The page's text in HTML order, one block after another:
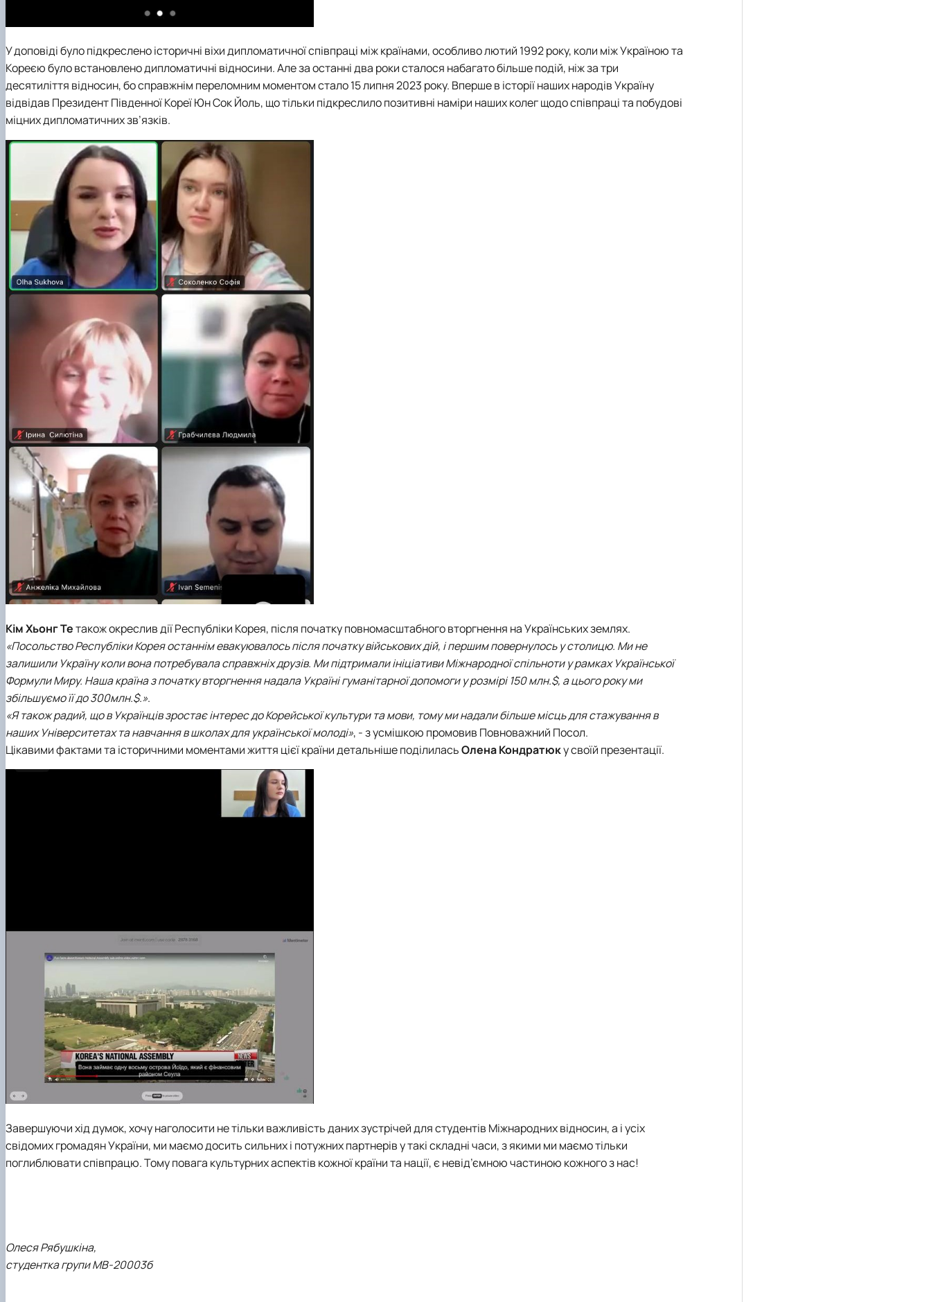
У доповіді було підкреслено історичні віхи дипломатичної співпраці між країнами, особливо лютий 1992 року, коли між Україною та
Кореєю було встановлено дипломатичні відносини. Але за останні два роки сталося набагато більше подій, ніж за три
десятиліття відносин, бо справжнім переломним моментом стало 15 липня 2023 року. Вперше в історії наших народів Україну
відвідав Президент Південної Кореї Юн Сок Йоль, що тільки підкреслило позитивні наміри наших колег щодо співпраці та побудові
міцних дипломатичних зв’язків.
Кім Хьонг Тетакож окреслив дії Республіки Корея, після початку повномасштабного вторгнення на Українських землях.
«Посольство Республіки Корея останнім евакуювалось після початку військових дій, і першим повернулось у столицю. Ми не
залишили Україну коли вона потребувала справжніх друзів. Ми підтримали ініціативи Міжнародної спільноти у рамках Української
Формули Миру. Наша країна з початку вторгнення надала Україні гуманітарної допомоги у розмірі 150 млн.$, а цього року ми
збільшуємо її до 300млн.$.».
«Я також радий, що в Українців зростає інтерес до Корейської культури та мови, тому ми надали більше місць для стажування в
наших Університетах та навчання в школах для української молоді», - з усмішкою промовив Повноважний Посол.
Цікавими фактами та історичними моментами життя цієї країни детальніше поділиласьОлена Кондратюку своїй презентації.
Завершуючи хід думок, хочу наголосити не тільки важливість даних зустрічей для студентів Міжнародних відносин, а і усіх
свідомих громадян України, ми маємо досить сильних і потужних партнерів у такі складні часи, з якими ми маємо тільки
поглиблювати співпрацю. Тому повага культурних аспектів кожної країни та нації, є невід’ємною частиною кожного з нас!
Олеся Рябушкіна,
студентка групи МВ-20003б